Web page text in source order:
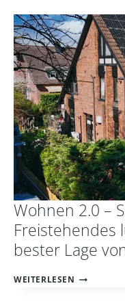
?
–
DOCH
GENAU
HIER
!
WOHNUNG
IN
BESTER
LAGE
VON
NORF
Wohnen 2.0 –
Freistehendes
bester Lage
WEITERLESEN WOHNEN